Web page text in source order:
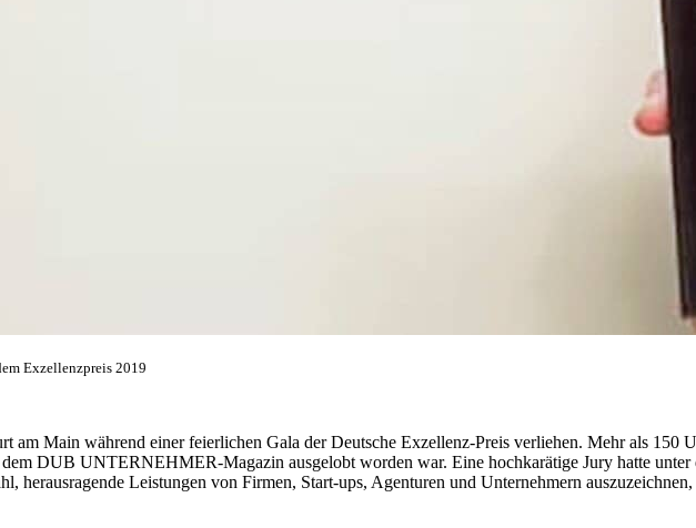
Exzellenzpreis 2019
am Main während einer feierlichen Gala der Deutsche Exzellenz-Preis verliehen. Mehr als 150
DUB UNTERNEHMER-Magazin ausgelobt worden war. Eine hochkarätige Jury hatte unter
herausragende Leistungen von Firmen, Start-ups, Agenturen und Unternehmern